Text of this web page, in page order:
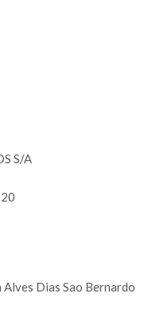
S/A
Dias Sao Bernardo